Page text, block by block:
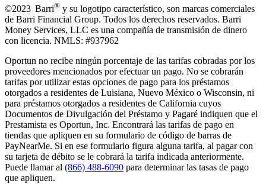
©2023 Barri® y su logotipo característico, son marcas comerciales
de Barri Financial Group. Todos los derechos reservados. Barri
Money Services, LLC es una compañía de transmisión de dinero
con licencia. NMLS: #937962
Oportun no recibe ningún porcentaje de las tarifas cobradas por los
proveedores mencionados por efectuar un pago. No se cobrarán
tarifas por utilizar estas opciones de pago para los préstamos
otorgados a residentes de Luisiana, Nuevo México o Wisconsin, ni
para préstamos otorgados a residentes de California cuyos
Documentos de Divulgación del Préstamo y Pagaré indiquen que el
Prestamista es Oportun, Inc. Encontrará las tarifas de pago en
tiendas que apliquen en su formulario de código de barras de
PayNearMe. Si en ese formulario figura alguna tarifa, al pagar con
su tarjeta de débito se le cobrará la tarifa indicada anteriormente.
Puede llamar al (866) 488-6090 para determinar las tasas de pago
que apliquen.